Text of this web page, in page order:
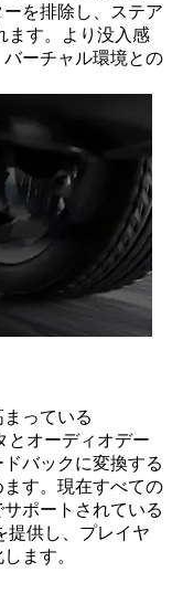
を排除し、ステア
ます。より没入感
ーチャル環境との
っている
とオーディオデー
バックに変換する
す。現在すべての
ポートされている
提供し、プレイヤ
ます。